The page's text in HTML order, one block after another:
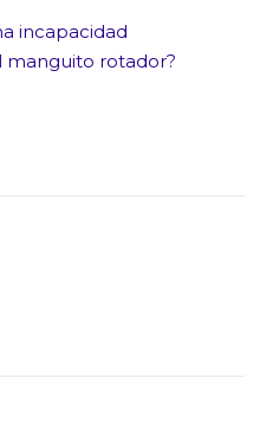
incapacidad
rotador?